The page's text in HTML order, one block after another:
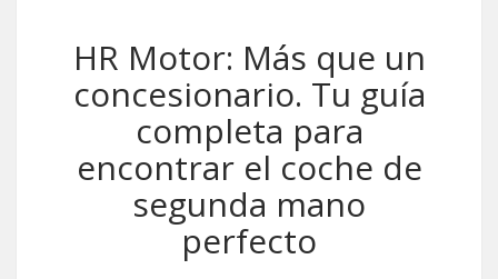
HR Motor: Más que un
concesionario. Tu guía
completa para
encontrar el coche de
segunda mano
perfecto